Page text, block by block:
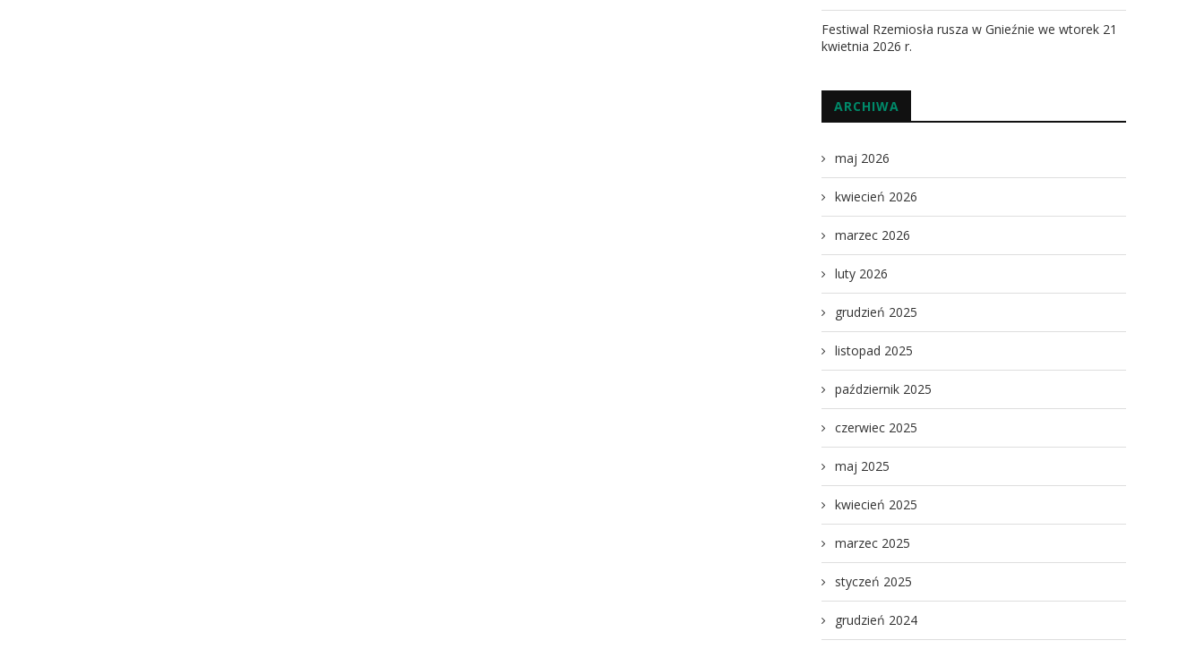
Festiwal Rzemiosła rusza w Gnieźnie we wtorek 21
kwietnia 2026 r.
ARCHIWA
maj 2026
kwiecień 2026
marzec 2026
luty 2026
grudzień 2025
listopad 2025
październik 2025
czerwiec 2025
maj 2025
kwiecień 2025
marzec 2025
styczeń 2025
grudzień 2024